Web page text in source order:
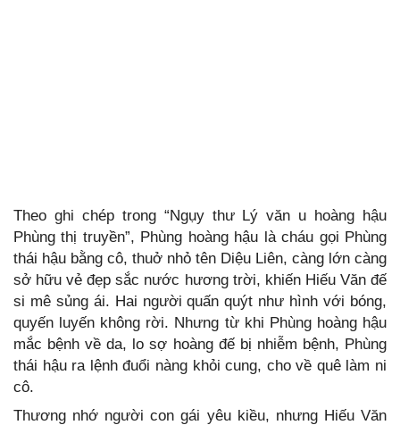
Theo ghi chép trong “Ngụy thư Lý văn u hoàng hậu
Phùng thị truyền”, Phùng hoàng hậu là cháu gọi Phùng
thái hậu bằng cô, thuở nhỏ tên Diệu Liên, càng lớn càng
sở hữu vẻ đẹp sắc nước hương trời, khiến Hiếu Văn đế
si mê sủng ái. Hai người quấn quýt như hình với bóng,
quyến luyến không rời. Nhưng từ khi Phùng hoàng hậu
mắc bệnh về da, lo sợ hoàng đế bị nhiễm bệnh, Phùng
thái hậu ra lệnh đuổi nàng khỏi cung, cho về quê làm ni
cô.
Thương nhớ người con gái yêu kiều, nhưng Hiếu Văn